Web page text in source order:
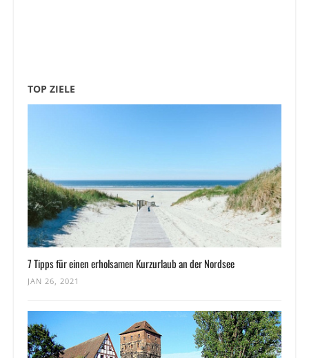
TOP ZIELE
7 Tipps für einen erholsamen Kurzurlaub an der Nordsee
JAN 26, 2021